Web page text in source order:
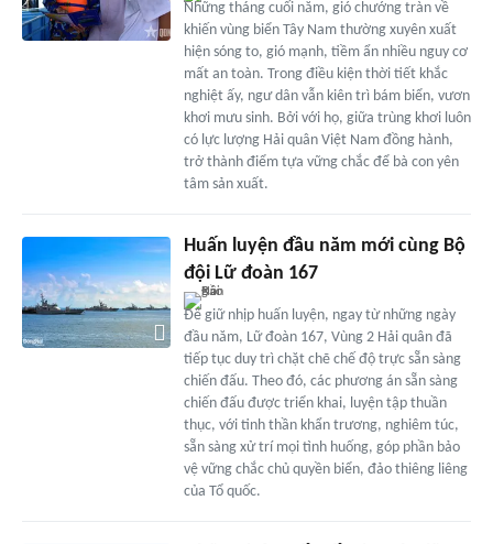
Những tháng cuối năm, gió chướng tràn về
khiến vùng biển Tây Nam thường xuyên xuất
hiện sóng to, gió mạnh, tiềm ẩn nhiều nguy cơ
mất an toàn. Trong điều kiện thời tiết khắc
nghiệt ấy, ngư dân vẫn kiên trì bám biển, vươn
khơi mưu sinh. Bởi với họ, giữa trùng khơi luôn
có lực lượng Hải quân Việt Nam đồng hành,
trở thành điểm tựa vững chắc để bà con yên
tâm sản xuất.
Huấn luyện đầu năm mới cùng Bộ
đội Lữ đoàn 167
Để giữ nhịp huấn luyện, ngay từ những ngày
đầu năm, Lữ đoàn 167, Vùng 2 Hải quân đã
tiếp tục duy trì chặt chẽ chế độ trực sẵn sàng
chiến đấu. Theo đó, các phương án sẵn sàng
chiến đấu được triển khai, luyện tập thuần
thục, với tinh thần khẩn trương, nghiêm túc,
sẵn sàng xử trí mọi tình huống, góp phần bảo
vệ vững chắc chủ quyền biển, đảo thiêng liêng
của Tổ quốc.